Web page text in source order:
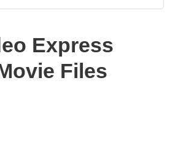
Express
Files